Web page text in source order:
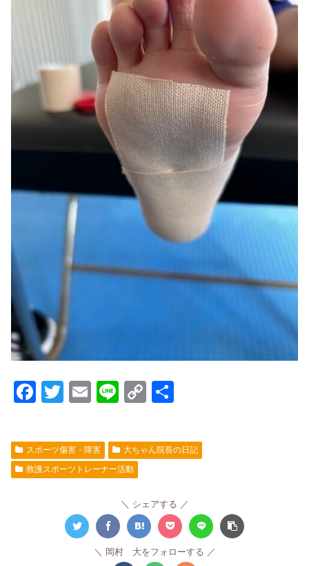
F
c
e
b
T
tt
er
E
ail
Li
e
C
p
y
n
k
スポーツ傷害・障害
大ちゃん院長の日記
救護スポーツトレーナー活動
シェアする
岡村 大をフォローする